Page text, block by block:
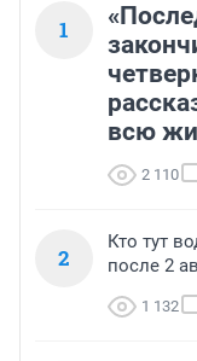
1
всю
2 110
2
Кто тут
после 2
1 132